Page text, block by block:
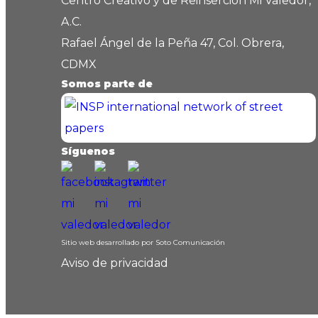
A.C.
Rafael Ángel de la Peña 47, Col. Obrera,
CDMX
Somos parte de
Síguenos
Sitio web desarrollado por Soto Comunicación
Aviso de privacidad